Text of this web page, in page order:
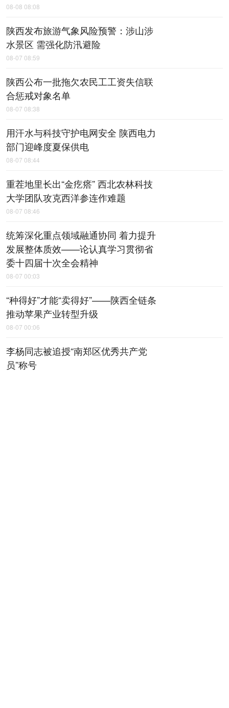
08-08 08:08
陕西发布旅游气象风险预警：涉山涉
水景区 需强化防汛避险
08-07 08:59
陕西公布一批拖欠农民工工资失信联
合惩戒对象名单
08-07 08:38
用汗水与科技守护电网安全 陕西电力
部门迎峰度夏保供电
08-07 08:44
重茬地里长出“金疙瘩” 西北农林科技
大学团队攻克西洋参连作难题
08-07 08:46
统筹深化重点领域融通协同 着力提升
发展整体质效——论认真学习贯彻省
委十四届十次全会精神
08-07 00:03
“种得好”才能“卖得好”——陕西全链条
推动苹果产业转型升级
08-07 00:06
李杨同志被追授“南郑区优秀共产党
员”称号